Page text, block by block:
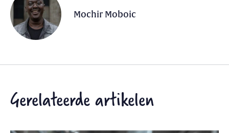
Mochir Moboic
Gerelateerde artikelen